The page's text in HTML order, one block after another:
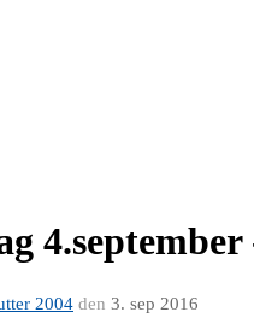
2004 den 3. sep 2016